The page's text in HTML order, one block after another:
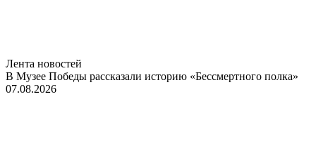
Лента новостей
В Музее Победы рассказали историю «Бессмертного полка»
07.08.2026